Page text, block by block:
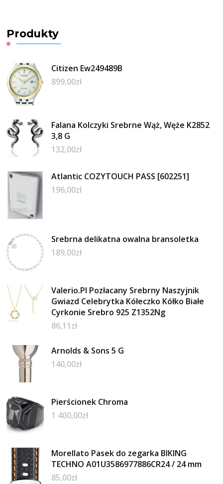
Produkty
Citizen Ew249489B
899,00zł
Falana Kolczyki Srebrne Wąż, Węże K2852
3,8 G
132,00zł
Atlantic COZYTOUCH PASS [602251]
196,00zł
Srebrna delikatna owalna bransoletka
189,00zł
Valerio.Pl Pozłacany Srebrny Naszyjnik
Gwiazd Celebrytka Kółeczko Kółko Białe
Cyrkonie Srebro 925 Z1352Ng
86,11zł
Arnolds & Sons 5 G
140,00zł
Pierścionek Chroma
1 400,00zł
Morellato Pasek do zegarka BIKING
TECHNO A01U3586977886CR24 / 24 mm
85,00zł